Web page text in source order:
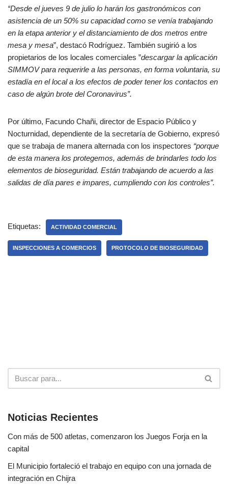
“Desde el jueves 9 de julio lo harán los gastronómicos con
asistencia de un 50% su capacidad como se venía trabajando
en la etapa anterior y el distanciamiento de dos metros entre
mesa y mesa”, destacó Rodríguez. También sugirió a los
propietarios de los locales comerciales ”descargar la aplicación
SIMMOV para requerirle a las personas, en forma voluntaria, su
estadía en el local a los efectos de poder tener los contactos en
caso de algún brote del Coronavirus”.
Por último, Facundo Chañi, director de Espacio Público y
Nocturnidad, dependiente de la secretaría de Gobierno, expresó
que se trabaja de manera alternada con los inspectores “porque
de esta manera los protegemos, además de brindarles todo los
elementos de bioseguridad. Están trabajando de acuerdo a las
salidas de día pares e impares, cumpliendo con los controles”.
Etiquetas: ACTIVIDAD COMERCIAL
INSPECCIONES A COMERCIOS PROTOCOLO DE BIOSEGURIDAD
Noticias Recientes
Con más de 500 atletas, comenzaron los Juegos Forja en la
capital
El Municipio fortaleció el trabajo en equipo con una jornada de
integración en Chijra